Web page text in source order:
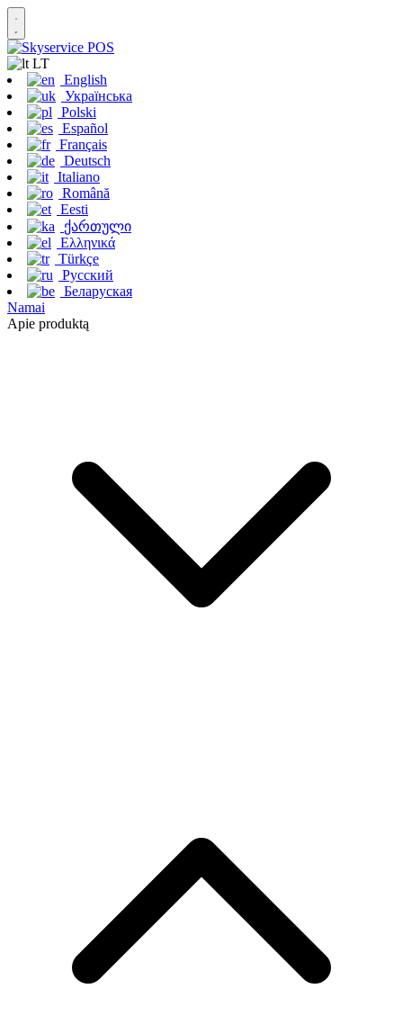
LT
English
Українська
Polski
Español
Français
Deutsch
Italiano
Română
Eesti
ქართული
Ελληνικά
Türkçe
Русский
Беларуская
Namai
Apie produktą